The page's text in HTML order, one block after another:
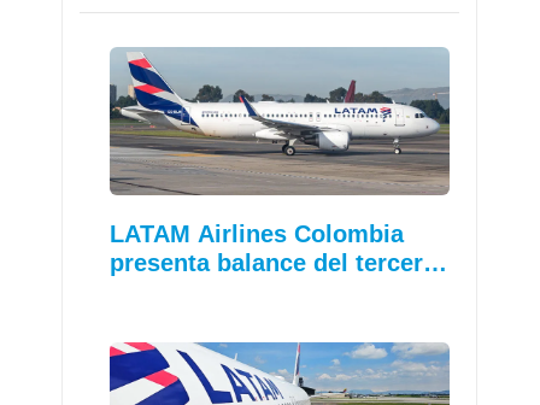
LATAM Airlines Colombia
presenta balance del tercer…